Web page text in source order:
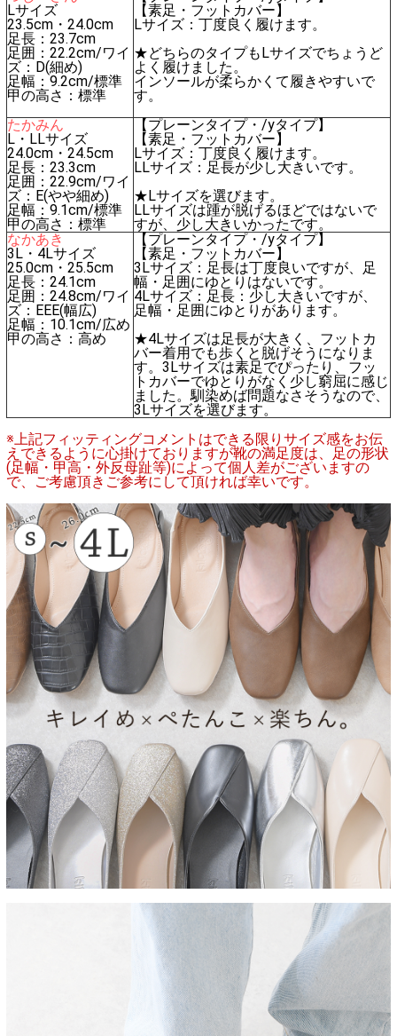
Lサイズ
23.5cm・24.0cm
足長：23.7cm
足囲：22.2cm/ワイ
ズ：D(細め)
足幅：9.2cm/標準
甲の高さ：標準
【素足・フットカバー】
Lサイズ：丁度良く履けます。
★どちらのタイプもLサイズでちょうど
よく履けました。
インソールが柔らかくて履きやすいで
す。
たかみん
L・LLサイズ
24.0cm・24.5cm
足長：23.3cm
足囲：22.9cm/ワイ
ズ：E(やや細め)
足幅：9.1cm/標準
甲の高さ：標準
【プレーンタイプ・/yタイプ】
【素足・フットカバー】
Lサイズ：丁度良く履けます。
LLサイズ：足長が少し大きいです。
★Lサイズを選びます。
LLサイズは踵が脱げるほどではないで
すが、少し大きいかったです。
なかあき
3L・4Lサイズ
25.0cm・25.5cm
足長：24.1cm
足囲：24.8cm/ワイ
ズ：EEE(幅広)
足幅：10.1cm/広め
甲の高さ：高め
【プレーンタイプ・/yタイプ】
【素足・フットカバー】
3Lサイズ：足長は丁度良いですが、足
幅・足囲にゆとりはないです。
4Lサイズ：足長：少し大きいですが、
足幅・足囲にゆとりがあります。
★4Lサイズは足長が大きく、フットカ
バー着用でも歩くと脱げそうになりま
す。3Lサイズは素足でぴったり、フッ
トカバーでゆとりがなく少し窮屈に感じ
ました。馴染めば問題なさそうなので、
3Lサイズを選びます。
※上記フィッティングコメントはできる限りサイズ感をお伝
えできるように心掛けておりますが靴の満足度は、足の形状
(足幅・甲高・外反母趾等)によって個人差がございますの
で、ご考慮頂きご参考にして頂ければ幸いです。